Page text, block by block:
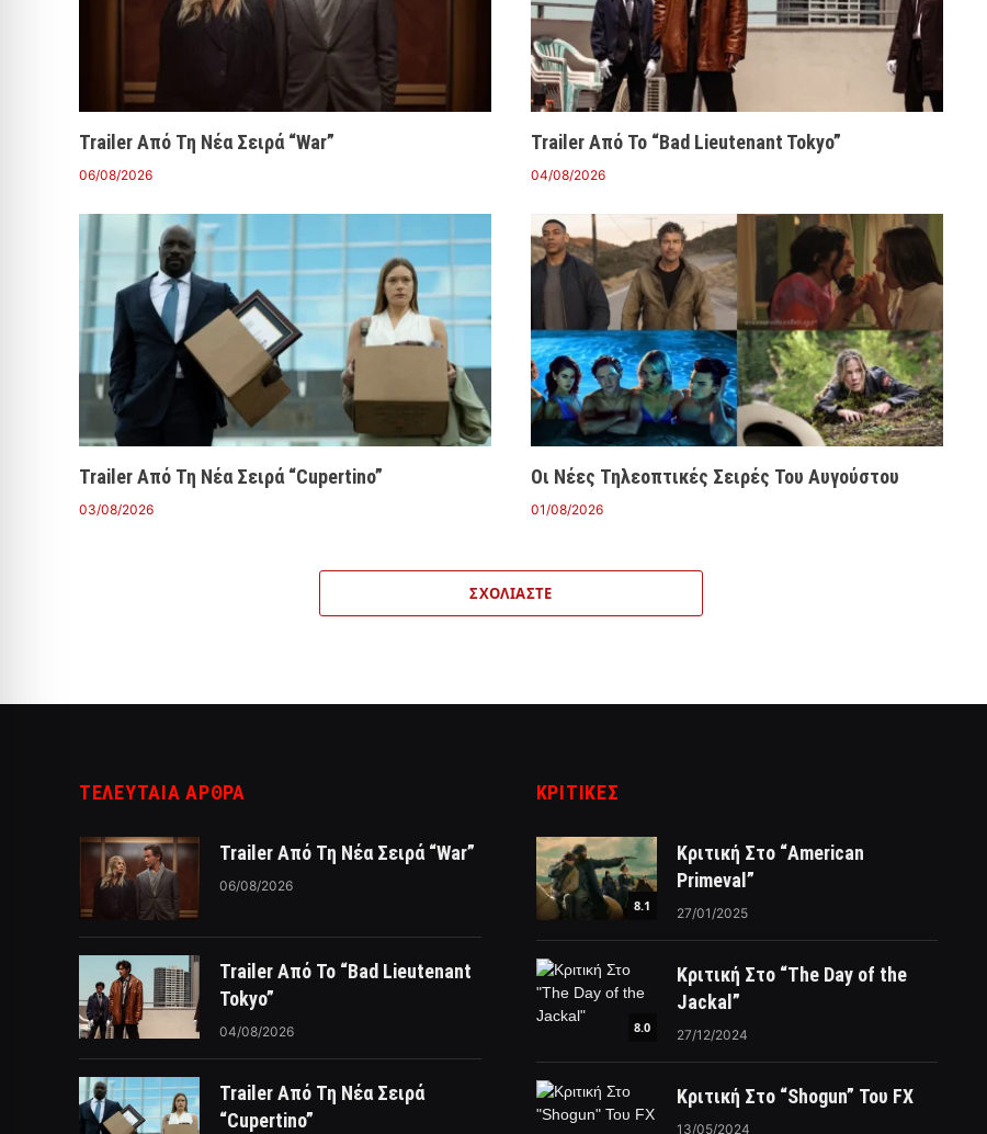
Trailer Από Τη Νέα Σειρά “War”
06/08/2026
Trailer Από Το “Bad Lieutenant Tokyo”
04/08/2026
Trailer Από Τη Νέα Σειρά “Cupertino”
03/08/2026
Οι Νέες Τηλεοπτικές Σειρές Του Αυγούστου
01/08/2026
ΣΧΟΛΙΆΣΤΕ
ΤΕΛΕΥΤΑΙΑ ΑΡΘΡΑ
Trailer Από Τη Νέα Σειρά “War”
06/08/2026
Trailer Από Το “Bad Lieutenant
Tokyo”
04/08/2026
Trailer Από Τη Νέα Σειρά
“Cupertino”
ΚΡΙΤΙΚΈΣ
8.1
Κριτική Στο “American
Primeval”
27/01/2025
8.0
Κριτική Στο “The Day of the
Jackal”
27/12/2024
Κριτική Στο “Shogun” Του FX
13/05/2024